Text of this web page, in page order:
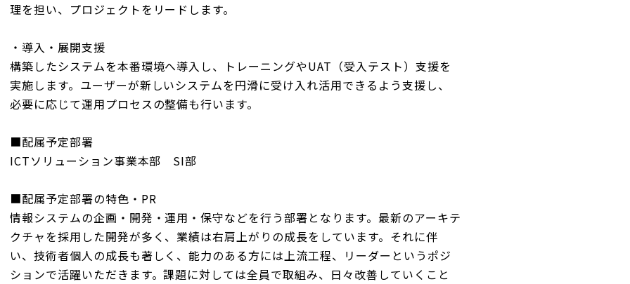
理を担い、プロジェクトをリードします。
・導入・展開支援
構築したシステムを本番環境へ導入し、トレーニングやUAT（受入テスト）支援を
実施します。ユーザーが新しいシステムを円滑に受け入れ活用できるよう支援し、
必要に応じて運用プロセスの整備も行います。
■配属予定部署
ICTソリューション事業本部 SI部
■配属予定部署の特色・PR
情報システムの企画・開発・運用・保守などを行う部署となります。最新のアーキテ
クチャを採用した開発が多く、業績は右肩上がりの成長をしています。それに伴
い、技術者個人の成長も著しく、能力のある方には上流工程、リーダーというポジ
ションで活躍いただきます。課題に対しては全員で取組み、日々改善していくこと